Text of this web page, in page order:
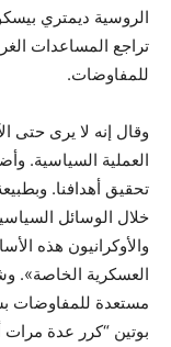
الروسية ديمتري
تراجع المساعدات
للمفاوضات.
وقال إنه لا يرى حتى
العملية السياسية.
تحقيق أهدافنا.
خلال الوسائل
والأوكرانيون هذه
العسكرية الخاصة».
مستعدة للمفاوضات
بوتين “كرر عدة